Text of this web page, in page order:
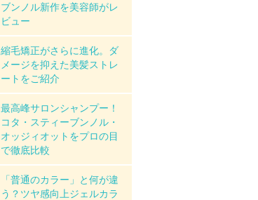
ブンノル新作を美容師がレ
ビュー
縮毛矯正がさらに進化。ダ
メージを抑えた美髪ストレ
ートをご紹介
最高峰サロンシャンプー！
コタ・スティーブンノル・
オッジィオットをプロの目
で徹底比較
「普通のカラー」と何が違
う？ツヤ感向上ジェルカラ